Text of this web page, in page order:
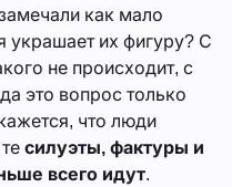
как мало
украшает их фигуру? С
не происходит, с
это вопрос только
что люди
силуэты, фактуры и
всего идут.